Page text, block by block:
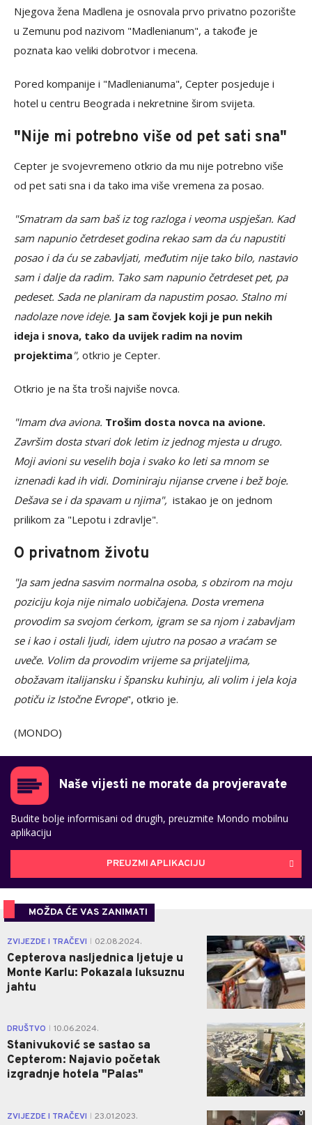
Njegova žena Madlena je osnovala prvo privatno pozorište
u Zemunu pod nazivom "Madlenianum", a takođe je
poznata kao veliki dobrotvor i mecena.
Pored kompanije i "Madlenianuma", Cepter posjeduje i
hotel u centru Beograda i nekretnine širom svijeta.
"Nije mi potrebno više od pet sati sna"
Cepter je svojevremeno otkrio da mu nije potrebno više
od pet sati sna i da tako ima više vremena za posao.
"Smatram da sam baš iz tog razloga i veoma uspješan. Kad
sam napunio četrdeset godina rekao sam da ću napustiti
posao i da ću se zabavljati, međutim nije tako bilo, nastavio
sam i dalje da radim. Tako sam napunio četrdeset pet, pa
pedeset. Sada ne planiram da napustim posao. Stalno mi
nadolaze nove ideje. Ja sam čovjek koji je pun nekih
ideja i snova, tako da uvijek radim na novim
projektima", otkrio je Cepter.
Otkrio je na šta troši najviše novca.
"Imam dva aviona. Trošim dosta novca na avione.
Završim dosta stvari dok letim iz jednog mjesta u drugo.
Moji avioni su veselih boja i svako ko leti sa mnom se
iznenadi kad ih vidi. Dominiraju nijanse crvene i bež boje.
Dešava se i da spavam u njima", istakao je on jednom
prilikom za "Lepotu i zdravlje".
O privatnom životu
"Ja sam jedna sasvim normalna osoba, s obzirom na moju
poziciju koja nije nimalo uobičajena. Dosta vremena
provodim sa svojom ćerkom, igram se sa njom i zabavljam
se i kao i ostali ljudi, idem ujutro na posao a vraćam se
uveče. Volim da provodim vrijeme sa prijateljima,
obožavam italijansku i špansku kuhinju, ali volim i jela koja
potiču iz Istočne Evrope", otkrio je.
(MONDO)
Naše vijesti ne morate da provjeravate
Budite bolje informisani od drugih, preuzmite Mondo mobilnu
aplikaciju
PREUZMI APLIKACIJU
MOŽDA ĆE VAS ZANIMATI
ZVIJEZDE I TRAČEVI 02.08.2024.
Cepterova nasljednica ljetuje u
Monte Karlu: Pokazala luksuznu
jahtu
0
DRUŠTVO 10.06.2024.
Stanivuković se sastao sa
Cepterom: Najavio početak
izgradnje hotela "Palas"
2
ZVIJEZDE I TRAČEVI 23.01.2023. 0